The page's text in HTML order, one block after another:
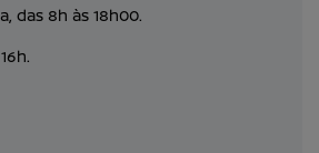
das 8h às 18h00.